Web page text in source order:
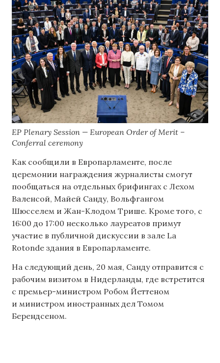
EP Plenary Session — European Order of Merit –
Conferral ceremony
Как сообщили в Европарламенте, после
церемонии награждения журналисты смогут
пообщаться на отдельных брифингах с Лехом
Валенсой, Майей Санду, Вольфгангом
Шюсселем и Жан-Клодом Трише. Кроме того, с
16:00 до 17:00 несколько лауреатов примут
участие в публичной дискуссии в зале La
Rotonde здания в Европарламенте.
На следующий день, 20 мая, Санду отправится с
рабочим визитом в Нидерланды, где встретится
с премьер-министром Робом Йеттеном
и министром иностранных дел Томом
Берендсеном.